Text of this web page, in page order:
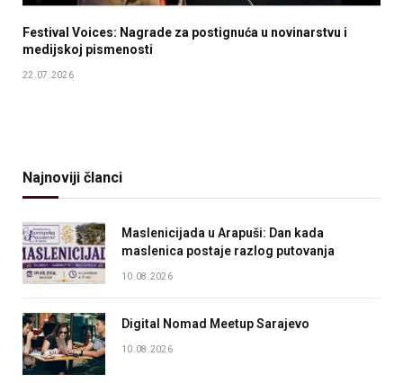
Festival Voices: Nagrade za postignuća u novinarstvu i
medijskoj pismenosti
22.07.2026
Najnoviji članci
Maslenicijada u Arapuši: Dan kada
maslenica postaje razlog putovanja
10.08.2026
Digital Nomad Meetup Sarajevo
10.08.2026